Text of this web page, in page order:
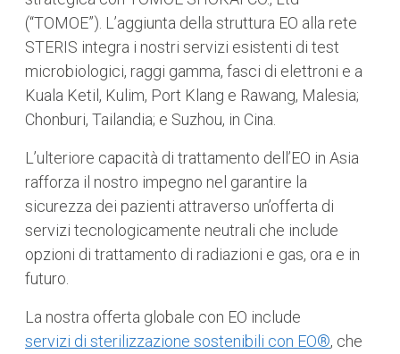
(“TOMOE”). L’aggiunta della struttura EO alla rete
STERIS integra i nostri servizi esistenti di test
microbiologici, raggi gamma, fasci di elettroni e a
Kuala Ketil, Kulim, Port Klang e Rawang, Malesia;
Chonburi, Tailandia; e Suzhou, in Cina.
L’ulteriore capacità di trattamento dell’EO in Asia
rafforza il nostro impegno nel garantire la
sicurezza dei pazienti attraverso un’offerta di
servizi tecnologicamente neutrali che include
opzioni di trattamento di radiazioni e gas, ora e in
futuro.
La nostra offerta globale con EO include
servizi di sterilizzazione sostenibili con EO®, che